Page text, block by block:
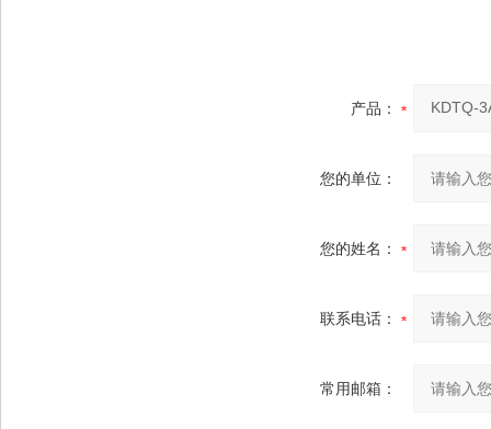
产品：
您的单位：
您的姓名：
联系电话：
常用邮箱：